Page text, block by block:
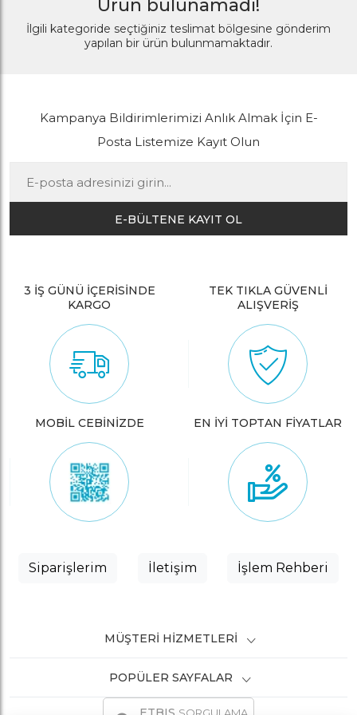
Ürün bulunamadı!
İlgili kategoride seçtiğiniz teslimat bölgesine gönderim
yapılan bir ürün bulunmamaktadır.
Kampanya Bildirimlerimizi Anlık Almak İçin E-
Posta Listemize Kayıt Olun
E-BÜLTENE KAYIT OL
3 İŞ GÜNÜ İÇERİSİNDE
KARGO
TEK TIKLA GÜVENLİ
ALIŞVERİŞ
MOBİL CEBİNİZDE EN İYİ TOPTAN FİYATLAR
Siparişlerim İletişim İşlem Rehberi
MÜŞTERI HIZMETLERI
POPÜLER SAYFALAR